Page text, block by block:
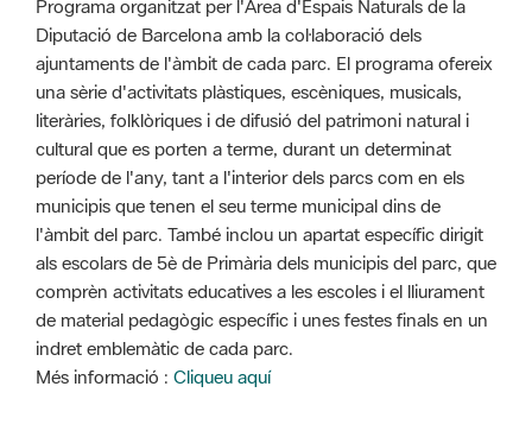
Programa organitzat per l'Àrea d'Espais Naturals de la
Diputació de Barcelona amb la col·laboració dels
ajuntaments de l'àmbit de cada parc. El programa ofereix
una sèrie d'activitats plàstiques, escèniques, musicals,
literàries, folklòriques i de difusió del patrimoni natural i
cultural que es porten a terme, durant un determinat
període de l'any, tant a l'interior dels parcs com en els
municipis que tenen el seu terme municipal dins de
l'àmbit del parc. També inclou un apartat específic dirigit
als escolars de 5è de Primària dels municipis del parc, que
comprèn activitats educatives a les escoles i el lliurament
de material pedagògic específic i unes festes finals en un
indret emblemàtic de cada parc.
Més informació : Cliqueu aquí